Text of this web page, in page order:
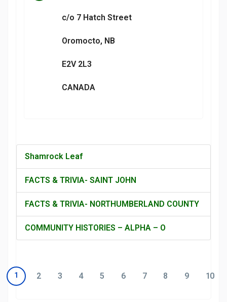
c/o 7 Hatch Street
Oromocto, NB
E2V 2L3
CANADA
Shamrock Leaf
FACTS & TRIVIA- SAINT JOHN
FACTS & TRIVIA- NORTHUMBERLAND COUNTY
COMMUNITY HISTORIES – ALPHA – O
1 2 3 4 5 6 7 8 9 10